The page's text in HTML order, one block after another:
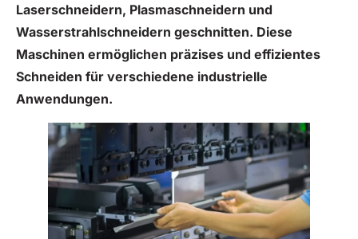
Laserschneidern, Plasmaschneidern und
Wasserstrahlschneidern geschnitten. Diese
Maschinen ermöglichen präzises und effizientes
Schneiden für verschiedene industrielle
Anwendungen.